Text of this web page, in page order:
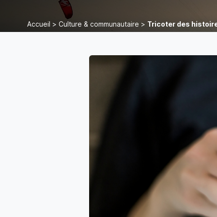
Accueil > Culture & communautaire > Tricoter des